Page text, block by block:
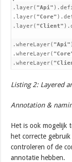
.layer( "Api"
.layer( "Core"
.layer( "Client"
.whereLayer( "Api"
.whereLayer(
.whereLayer(
Listing 2: Layered
Annotation &
Het is ook mogelijk
het correcte
controleren of de
annotatie hebben.